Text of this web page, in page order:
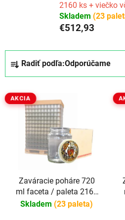
2160 ks + viečko
Skladem (23
€512,93
e
n
Radiť podľa:Odporúčame
V
ý
AKCIA
Zaváracie poháre 720
ml faceta / paleta 2160
ks + viečko včelí med
Skladem (23 paleta)